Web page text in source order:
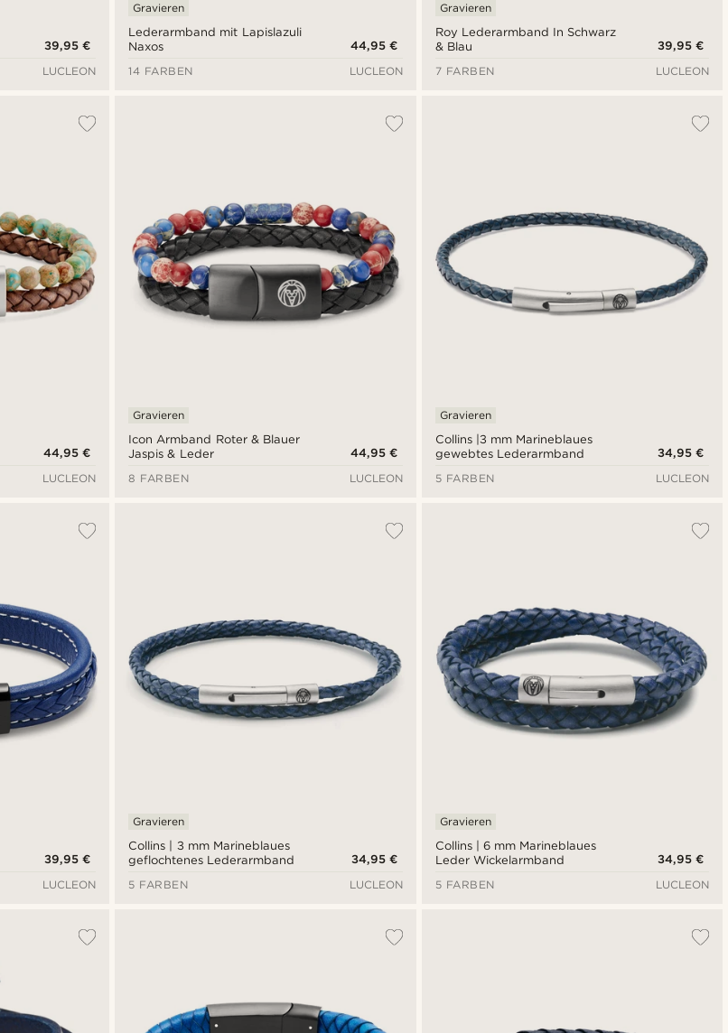
39,95 €
LUCLEON
Lederarmband mit Lapislazuli
Naxos
Gravieren
44,95 €
14 FARBEN
LUCLEON
Roy Lederarmband In Schwarz
& Blau
Gravieren
39,95 €
7 FARBEN
LUCLEON
44,95 €
LUCLEON
Icon Armband Roter & Blauer
Jaspis & Leder
Gravieren
44,95 €
8 FARBEN
LUCLEON
Collins |3 mm Marineblaues
gewebtes Lederarmband
Gravieren
34,95 €
5 FARBEN
LUCLEON
39,95 €
LUCLEON
Collins | 3 mm Marineblaues
geflochtenes Lederarmband
Gravieren
34,95 €
5 FARBEN
LUCLEON
Collins | 6 mm Marineblaues
Leder Wickelarmband
Gravieren
34,95 €
5 FARBEN
LUCLEON